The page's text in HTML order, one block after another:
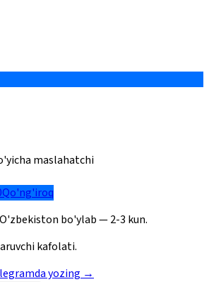
maslahatchi
Qo'ng'iroq
bo'ylab — 2-3 kun.
kafolati.
yozing →